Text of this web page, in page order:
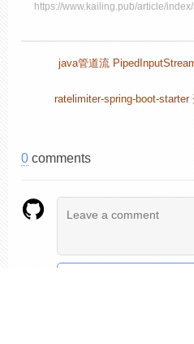
https://www.kailing.pub/article/
java管道流
ratelimiter-spring-boot-starter
0 comments